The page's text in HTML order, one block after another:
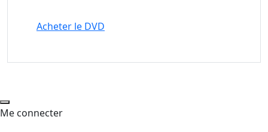
Acheter le DVD
Me connecter